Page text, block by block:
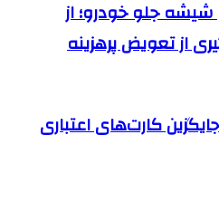
شیشه جلو خودرو؛ از
از تعویض پرهزینه
کارت‌های اعتباری